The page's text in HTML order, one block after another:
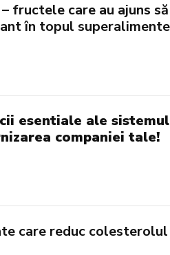
fructele care au ajuns
în topul
esentiale ale
companiei tale!
care reduc colesterolul